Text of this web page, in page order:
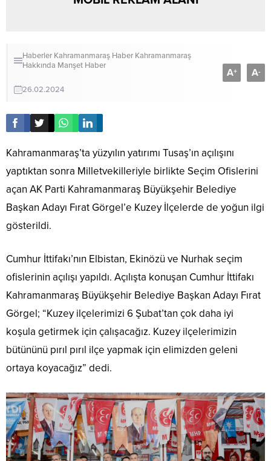
Haberler Kahramanmaraş Haber Kahramanmaraş
Hakkında Manşet Haber
26.02.2024
A+ A-
Kahramanmaraş’ta yüzyılın yatırımı Tusaş’ın açılışını
yaptıktan sonra Milletvekilleriyle birlikte Seçim Ofislerini
açan AK Parti Kahramanmaraş Büyükşehir Belediye
Başkan Adayı Fırat Görgel’e Kuzey İlçelerde de yoğun ilgi
gösterildi.
Cumhur İttifakı’nın Elbistan, Ekinözü ve Nurhak seçim
ofislerinin açılışı yapıldı. Açılışta konuşan Cumhur İttifakı
Kahramanmaraş Büyükşehir Belediye Başkan Adayı Fırat
Görgel; “Kuzey ilçelerimizi 6 Şubat’tan çok daha iyi
koşula getirmek için çalışacağız. Kuzey ilçelerimizin
bütününü pırıl pırıl ilçe yapmak için elimizden geleni
ortaya koyacağız” dedi.